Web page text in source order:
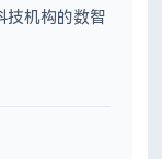
技机构的数智